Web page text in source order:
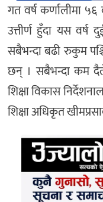
गत वर्ष कर्णालीमा ५६
उत्तीर्ण हुँदा यस वर्ष
सबैभन्दा बढी रुकुम
छन् । सबैभन्दा कम
शिक्षा विकास
शिक्षा अधिकृत